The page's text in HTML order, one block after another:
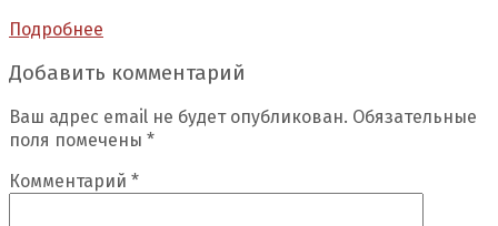
Подробнее
Добавить комментарий
Ваш адрес email не будет опубликован. Обязательные
поля помечены *
Комментарий *